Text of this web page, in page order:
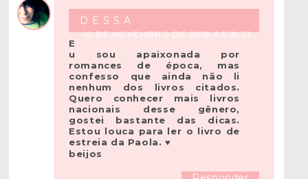
D E S S A
10 DE NOVEMBRO DE 2018 ÀS 18:52
E
u sou apaixonada por
romances de época, mas
confesso que ainda não li
nenhum dos livros citados.
Quero conhecer mais livros
nacionais desse gênero,
gostei bastante das dicas.
Estou louca para ler o livro de
estreia da Paola. ♥
beijos